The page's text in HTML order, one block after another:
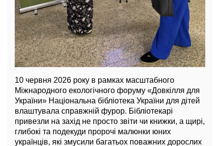
10 червня 2026 року в рамках масштабного
Міжнародного екологічного форуму «Довкілля для
України» Національна бібліотека України для дітей
влаштувала справжній фурор. Бібліотекарі
привезли на захід не просто звіти чи книжки, а щирі,
глибокі та подекуди пророчі малюнки юних
українців, які змусили багатьох поважних дорослих